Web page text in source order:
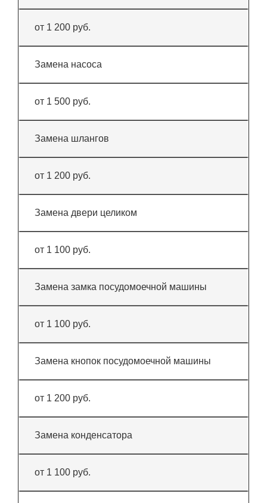
от 1 200 руб.
Замена насоса
от 1 500 руб.
Замена шлангов
от 1 200 руб.
Замена двери целиком
от 1 100 руб.
Замена замка посудомоечной машины
от 1 100 руб.
Замена кнопок посудомоечной машины
от 1 200 руб.
Замена конденсатора
от 1 100 руб.